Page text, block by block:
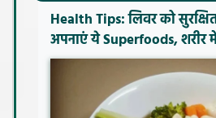
Health Tips: लिवर को
अपनाएं ये Superfoods, शरीर